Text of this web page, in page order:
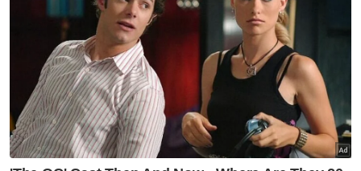
Berita Telus & Tulus menerusi E-Mel setiap
Dalam kes saman fitnah, amat sukar untuk